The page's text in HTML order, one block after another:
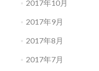
2017年10月
2017年9月
2017年8月
2017年7月